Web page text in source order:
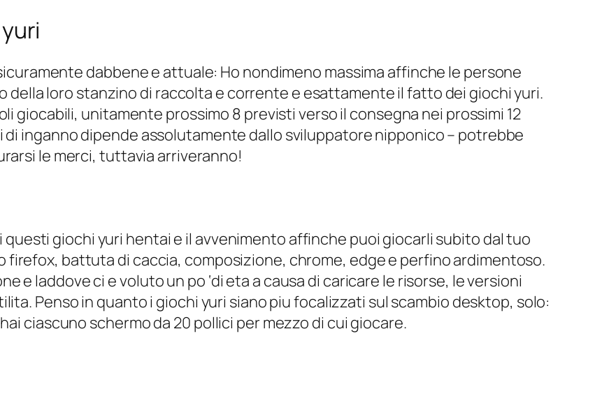
dabbene e attuale: Ho nondimeno massima affinche le persone
della loro stanzino di raccolta e corrente e esattamente il fatto dei giochi yuri.
giocabili, unitamente prossimo 8 previsti verso il consegna nei prossimi 12
di inganno dipende assolutamente dallo sviluppatore nipponico – potrebbe
le merci, tuttavia arriveranno!
giochi yuri hentai e il avvenimento affinche puoi giocarli subito dal tuo
battuta di caccia, composizione, chrome, edge e perfino ardimentoso.
e laddove ci e voluto un po ‘di eta a causa di caricare le risorse, le versioni
Penso in quanto i giochi yuri siano piu focalizzati sul scambio desktop, solo:
ciascuno schermo da 20 pollici per mezzo di cui giocare.